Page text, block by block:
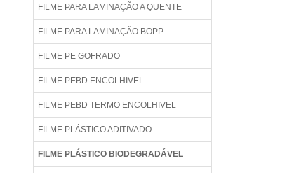
FILME PARA LAMINAÇÃO A QUENTE
FILME PARA LAMINAÇÃO BOPP
FILME PE GOFRADO
FILME PEBD ENCOLHIVEL
FILME PEBD TERMO ENCOLHIVEL
FILME PLÁSTICO ADITIVADO
FILME PLÁSTICO BIODEGRADÁVEL